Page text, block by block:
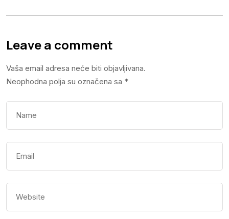
Leave a comment
Vaša email adresa neće biti objavljivana.
Neophodna polja su označena sa *